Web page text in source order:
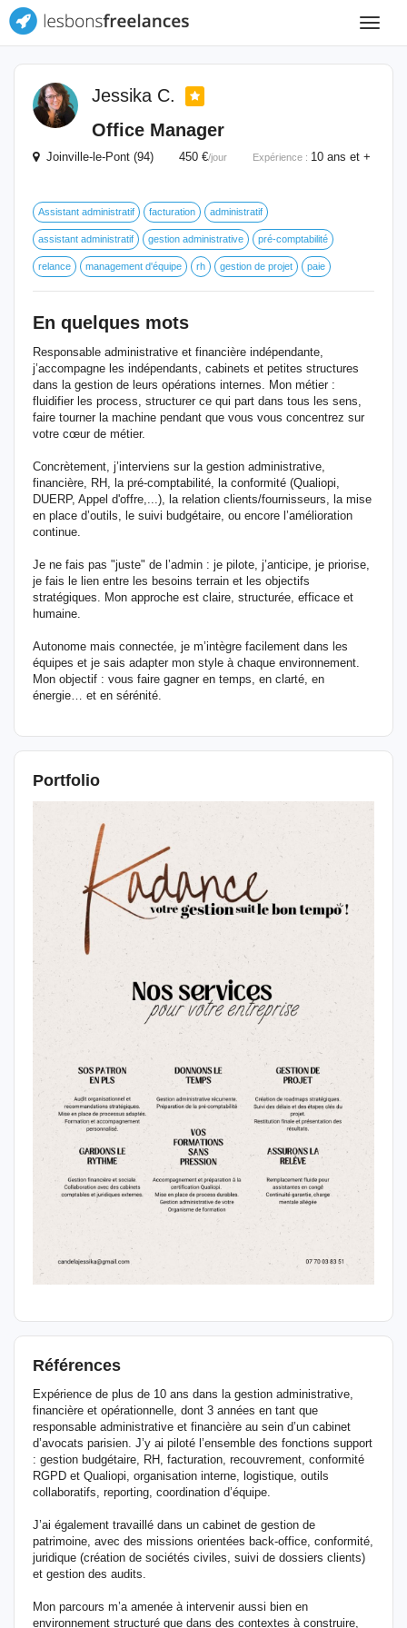
Toggle
Jessika C.
Office Manager
Joinville-le-Pont (94) 450 €/jour Expérience : 10 ans et +
Assistant administratif facturation administratif
assistant administratif gestion administrative pré-comptabilité
relance management d'équipe rh gestion de projet paie
En quelques mots
Responsable administrative et financière indépendante,
j’accompagne les indépendants, cabinets et petites structures
dans la gestion de leurs opérations internes. Mon métier :
fluidifier les process, structurer ce qui part dans tous les sens,
faire tourner la machine pendant que vous vous concentrez sur
votre cœur de métier.
Concrètement, j’interviens sur la gestion administrative,
financière, RH, la pré-comptabilité, la conformité (Qualiopi,
DUERP, Appel d'offre,...), la relation clients/fournisseurs, la mise
en place d’outils, le suivi budgétaire, ou encore l’amélioration
continue.
Je ne fais pas "juste" de l’admin : je pilote, j’anticipe, je priorise,
je fais le lien entre les besoins terrain et les objectifs
stratégiques. Mon approche est claire, structurée, efficace et
humaine.
Autonome mais connectée, je m’intègre facilement dans les
équipes et je sais adapter mon style à chaque environnement.
Mon objectif : vous faire gagner en temps, en clarté, en
énergie… et en sérénité.
Portfolio
Références
Expérience de plus de 10 ans dans la gestion administrative,
financière et opérationnelle, dont 3 années en tant que
responsable administrative et financière au sein d’un cabinet
d’avocats parisien. J’y ai piloté l’ensemble des fonctions support
: gestion budgétaire, RH, facturation, recouvrement, conformité
RGPD et Qualiopi, organisation interne, logistique, outils
collaboratifs, reporting, coordination d’équipe.
J’ai également travaillé dans un cabinet de gestion de
patrimoine, avec des missions orientées back-office, conformité,
juridique (création de sociétés civiles, suivi de dossiers clients)
et gestion des audits.
Mon parcours m’a amenée à intervenir aussi bien en
environnement structuré que dans des contextes à construire,